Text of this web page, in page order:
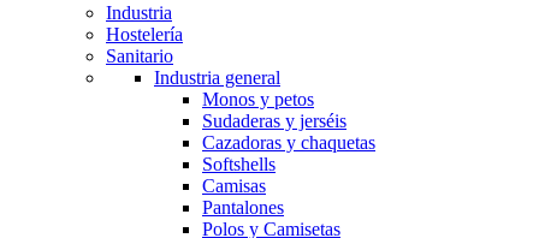
Industria
Hostelería
Sanitario
Industria general
Monos y petos
Sudaderas y jerséis
Cazadoras y chaquetas
Softshells
Camisas
Pantalones
Polos y Camisetas